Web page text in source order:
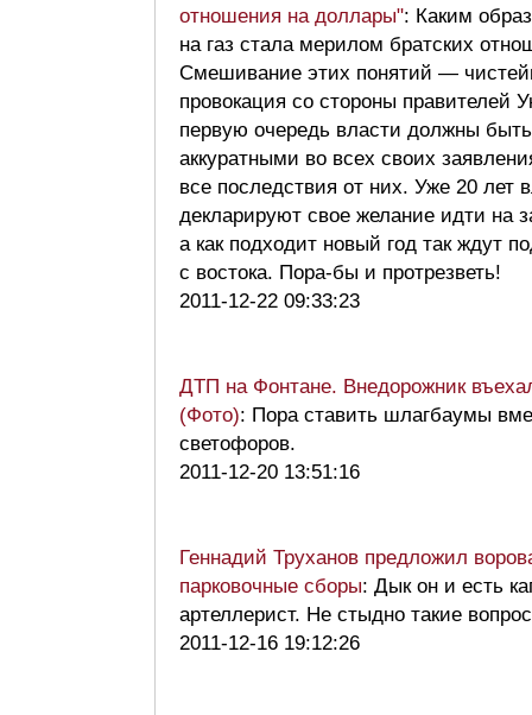
отношения на доллары": Каким
на газ стала мерилом братских
Смешивание этих понятий —
провокация со стороны правителей
первую очередь власти должны
аккуратными во всех своих
все последствия от них. Уже 20 лет
декларируют свое желание идти на
а как подходит новый год так ждут
с востока. Пора-бы и протрезветь!
2011-12-22 09:33:23
ДТП на Фонтане. Внедорожник
(Фото): Пора ставить шлагбаумы
светофоров.
2011-12-20 13:51:16
Геннадий Труханов предложил
парковочные сборы: Дык он и есть
артеллерист. Не стыдно такие
2011-12-16 19:12:26